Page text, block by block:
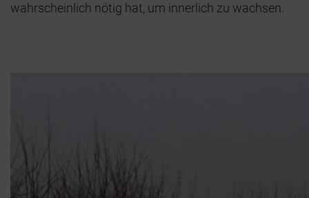
wahrscheinlich nötig hat, um innerlich zu wachsen.